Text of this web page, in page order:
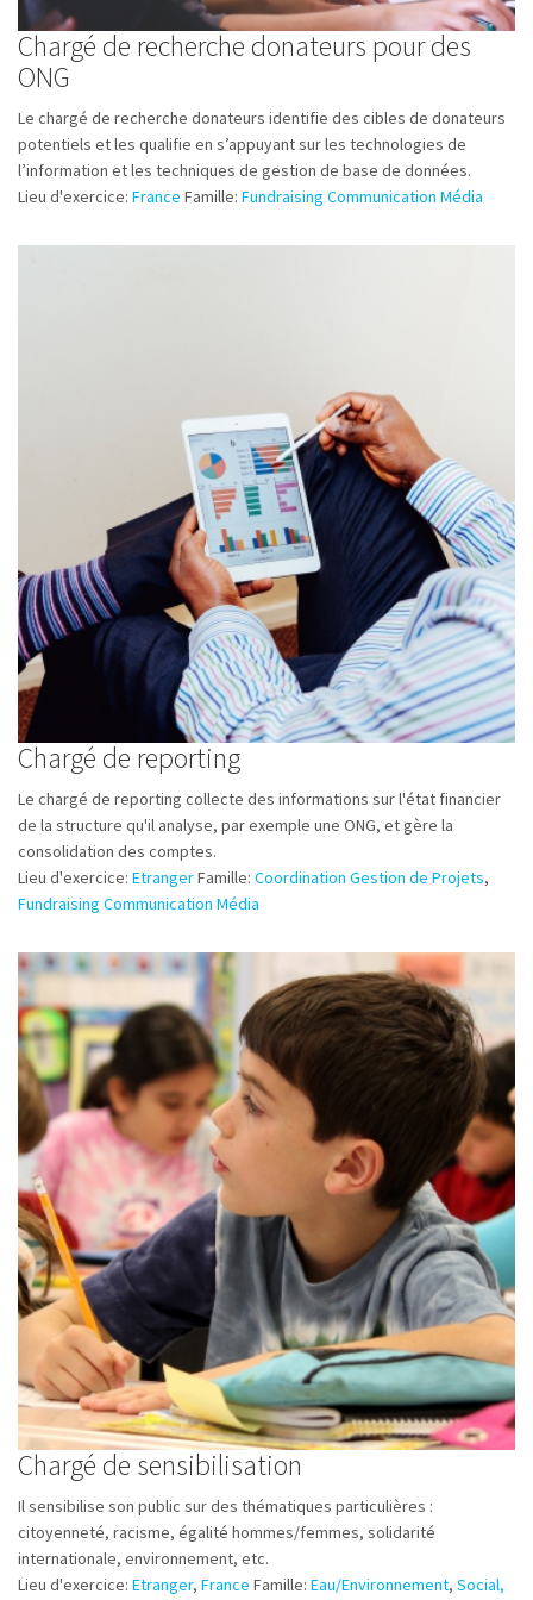
Chargé de recherche donateurs pour des
ONG
Le chargé de recherche donateurs identifie des cibles de donateurs
potentiels et les qualifie en s’appuyant sur les technologies de
l’information et les techniques de gestion de base de données.
Lieu d'exercice: France Famille: Fundraising Communication Média
Chargé de reporting
Le chargé de reporting collecte des informations sur l'état financier
de la structure qu'il analyse, par exemple une ONG, et gère la
consolidation des comptes.
Lieu d'exercice: EtrangerFamille: Coordination Gestion de Projets,
Fundraising Communication Média
Chargé de sensibilisation
Il sensibilise son public sur des thématiques particulières :
citoyenneté, racisme, égalité hommes/femmes, solidarité
internationale, environnement, etc.
Lieu d'exercice: Etranger, France Famille: Eau/Environnement, Social,